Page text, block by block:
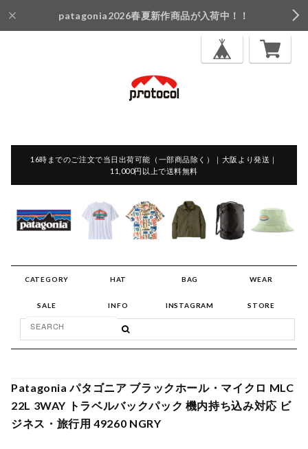
patagonia2026春夏新作商品が入荷中！！
16時までのご注文で当日出荷可能（一部商品除く）｜大阪より発送｜
11,000円以上で送料無料
CATEGORY HAT BAG WEAR
SALE INFO INSTAGRAM STORE
Patagonia パタゴニア ブラックホール・マイクロ MLC
22L 3WAY トラベルバックパック 機内持ち込み対応 ビ
ジネス・旅行用 49260 NGRY